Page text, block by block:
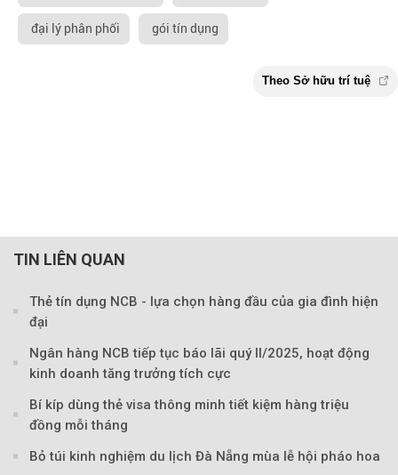
đại lý phân phối gói tín dụng
TIN LIÊN QUAN
Thẻ tín dụng NCB - lựa chọn hàng đầu của gia đình hiện
đại
Ngân hàng NCB tiếp tục báo lãi quý II/2025, hoạt động
kinh doanh tăng trưởng tích cực
Bí kíp dùng thẻ visa thông minh tiết kiệm hàng triệu
đồng mỗi tháng
Bỏ túi kinh nghiệm du lịch Đà Nẵng mùa lễ hội pháo hoa